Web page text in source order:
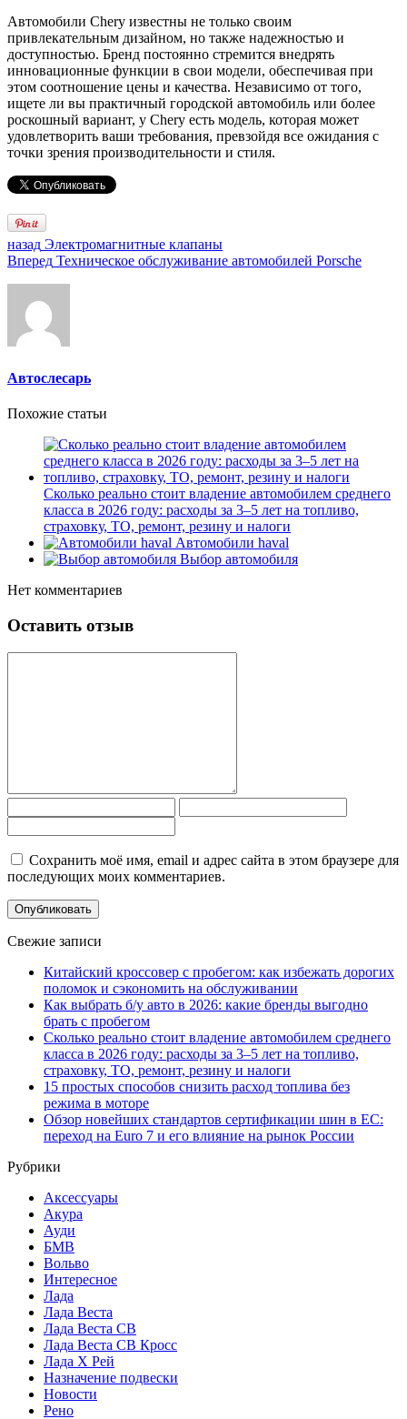
Автомобили Chery известны не только своим
привлекательным дизайном, но также надежностью и
доступностью. Бренд постоянно стремится внедрять
инновационные функции в свои модели, обеспечивая при
этом соотношение цены и качества. Независимо от того,
ищете ли вы практичный городской автомобиль или более
роскошный вариант, у Chery есть модель, которая может
удовлетворить ваши требования, превзойдя все ожидания с
точки зрения производительности и стиля.
назад Электромагнитные клапаны
Вперед Техническое обслуживание автомобилей Porsche
Автослесарь
Похожие статьи
Сколько реально стоит владение автомобилем среднего
класса в 2026 году: расходы за 3–5 лет на топливо,
страховку, ТО, ремонт, резину и налоги
Автомобили haval
Выбор автомобиля
Нет комментариев
Оставить отзыв
Сохранить моё имя, email и адрес сайта в этом браузере для
последующих моих комментариев.
Свежие записи
Китайский кроссовер с пробегом: как избежать дорогих
поломок и сэкономить на обслуживании
Как выбрать б/у авто в 2026: какие бренды выгодно
брать с пробегом
Сколько реально стоит владение автомобилем среднего
класса в 2026 году: расходы за 3–5 лет на топливо,
страховку, ТО, ремонт, резину и налоги
15 простых способов снизить расход топлива без
режима в моторе
Обзор новейших стандартов сертификации шин в ЕС:
переход на Euro 7 и его влияние на рынок России
Рубрики
Аксессуары
Акура
Ауди
БМВ
Вольво
Интересное
Лада
Лада Веста
Лада Веста СВ
Лада Веста СВ Кросс
Лада Х Рей
Назначение подвески
Новости
Рено